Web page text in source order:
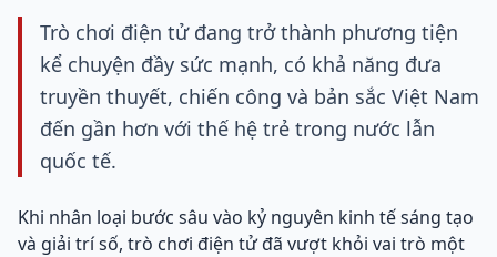
Trò chơi điện tử đang trở thành phương tiện
kể chuyện đầy sức mạnh, có khả năng đưa
truyền thuyết, chiến công và bản sắc Việt Nam
đến gần hơn với thế hệ trẻ trong nước lẫn
quốc tế.
Khi nhân loại bước sâu vào kỷ nguyên kinh tế sáng tạo
và giải trí số, trò chơi điện tử đã vượt khỏi vai trò một